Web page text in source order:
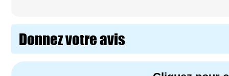
Donnez votre avis